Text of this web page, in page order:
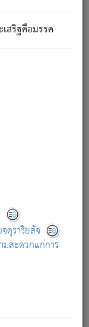
สริฐคือมรรค
ตุราริยสัจ
สะดวกแก่การ
ให้ถูกต้องมากที่สุด
พิมพ์ครั้งล่าสุด
ลาด / แนะนำ